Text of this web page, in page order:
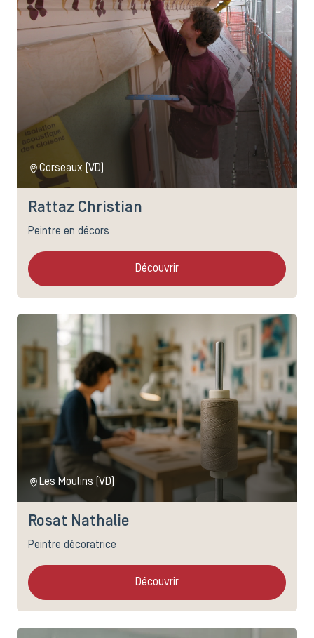
Corseaux (VD)
Rattaz Christian
Peintre en décors
Découvrir
Les Moulins (VD)
Rosat Nathalie
Peintre décoratrice
Découvrir